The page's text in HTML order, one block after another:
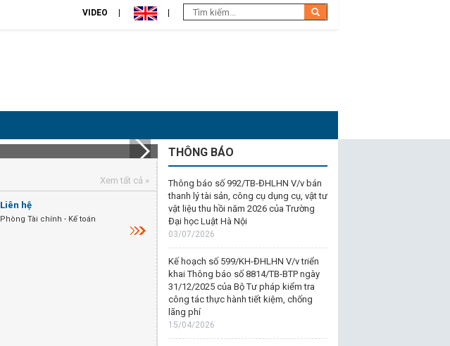
VIDEO
Xem tất cả »
Liên hệ
Phòng Tài chính - Kế toán
THÔNG BÁO
Thông báo số 992/TB-ĐHLHN V/v bán
thanh lý tài sản, công cụ dụng cụ, vật tư
vật liệu thu hồi năm 2026 của Trường
Đại học Luật Hà Nội
03/07/2026
Kế hoạch số 599/KH-ĐHLHN V/v triển
khai Thông báo số 8814/TB-BTP ngày
31/12/2025 của Bộ Tư pháp kiểm tra
công tác thực hành tiết kiệm, chống
lãng phí
15/04/2026